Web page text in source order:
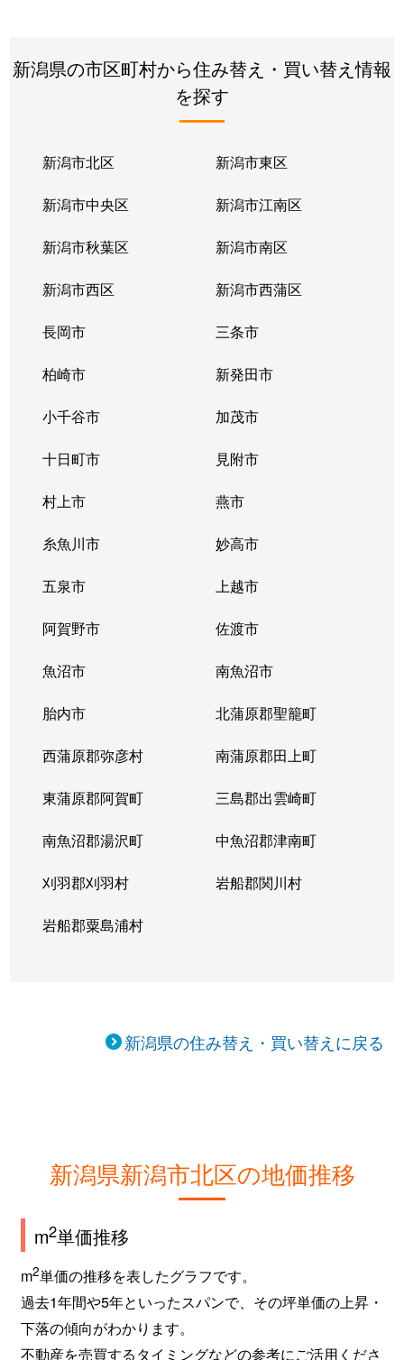
新潟県の市区町村から住み替え・買い替え情報
を探す
新潟市北区 新潟市東区
新潟市中央区 新潟市江南区
新潟市秋葉区 新潟市南区
新潟市西区 新潟市西蒲区
長岡市 三条市
柏崎市 新発田市
小千谷市 加茂市
十日町市 見附市
村上市 燕市
糸魚川市 妙高市
五泉市 上越市
阿賀野市 佐渡市
魚沼市 南魚沼市
胎内市 北蒲原郡聖籠町
西蒲原郡弥彦村 南蒲原郡田上町
東蒲原郡阿賀町 三島郡出雲崎町
南魚沼郡湯沢町 中魚沼郡津南町
刈羽郡刈羽村 岩船郡関川村
岩船郡粟島浦村
新潟県の住み替え・買い替えに戻る
新潟県新潟市北区の地価推移
m2単価推移
m2単価の推移を表したグラフです。
過去1年間や5年といったスパンで、その坪単価の上昇・
下落の傾向がわかります。
不動産を売買するタイミングなどの参考にご活用くださ